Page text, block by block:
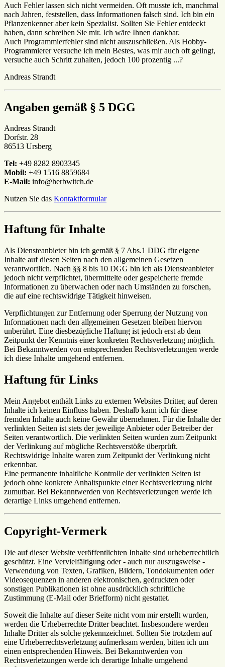
Auch Fehler lassen sich nicht vermeiden. Oft musste ich, manchmal
nach Jahren, feststellen, dass Informationen falsch sind. Ich bin ein
Pflanzenkenner aber kein Spezialist. Sollten Sie Fehler entdeckt
haben, dann schreiben Sie mir. Ich wäre Ihnen dankbar.
Auch Programmierfehler sind nicht auszuschließen. Als Hobby-
Programmierer versuche ich mein Bestes, was mir auch oft gelingt,
versuche auch Schritt zuhalten, jedoch 100 prozentig ...?
Andreas Strandt
Angaben gemäß § 5 DGG
Andreas Strandt
Dorfstr. 28
86513 Ursberg
Tel: +49 8282 8903345
Mobil: +49 1516 8859684
E-Mail: info@herbwitch.de
Nutzen Sie das Kontaktformular
Haftung für Inhalte
Als Diensteanbieter bin ich gemäß § 7 Abs.1 DDG für eigene
Inhalte auf diesen Seiten nach den allgemeinen Gesetzen
verantwortlich. Nach §§ 8 bis 10 DGG bin ich als Diensteanbieter
jedoch nicht verpflichtet, übermittelte oder gespeicherte fremde
Informationen zu überwachen oder nach Umständen zu forschen,
die auf eine rechtswidrige Tätigkeit hinweisen.
Verpflichtungen zur Entfernung oder Sperrung der Nutzung von
Informationen nach den allgemeinen Gesetzen bleiben hiervon
unberührt. Eine diesbezügliche Haftung ist jedoch erst ab dem
Zeitpunkt der Kenntnis einer konkreten Rechtsverletzung möglich.
Bei Bekanntwerden von entsprechenden Rechtsverletzungen werde
ich diese Inhalte umgehend entfernen.
Haftung für Links
Mein Angebot enthält Links zu externen Websites Dritter, auf deren
Inhalte ich keinen Einfluss haben. Deshalb kann ich für diese
fremden Inhalte auch keine Gewähr übernehmen. Für die Inhalte der
verlinkten Seiten ist stets der jeweilige Anbieter oder Betreiber der
Seiten verantwortlich. Die verlinkten Seiten wurden zum Zeitpunkt
der Verlinkung auf mögliche Rechtsverstöße überprüft.
Rechtswidrige Inhalte waren zum Zeitpunkt der Verlinkung nicht
erkennbar.
Eine permanente inhaltliche Kontrolle der verlinkten Seiten ist
jedoch ohne konkrete Anhaltspunkte einer Rechtsverletzung nicht
zumutbar. Bei Bekanntwerden von Rechtsverletzungen werde ich
derartige Links umgehend entfernen.
Copyright-Vermerk
Die auf dieser Website veröffentlichten Inhalte sind urheberrechtlich
geschützt. Eine Vervielfältigung oder - auch nur auszugsweise -
Verwendung von Texten, Grafiken, Bildern, Tondokumenten oder
Videosequenzen in anderen elektronischen, gedruckten oder
sonstigen Publikationen ist ohne ausdrücklich schriftliche
Zustimmung (E-Mail oder Briefform) nicht gestattet.
Soweit die Inhalte auf dieser Seite nicht vom mir erstellt wurden,
werden die Urheberrechte Dritter beachtet. Insbesondere werden
Inhalte Dritter als solche gekennzeichnet. Sollten Sie trotzdem auf
eine Urheberrechtsverletzung aufmerksam werden, bitten ich um
einen entsprechenden Hinweis. Bei Bekanntwerden von
Rechtsverletzungen werde ich derartige Inhalte umgehend